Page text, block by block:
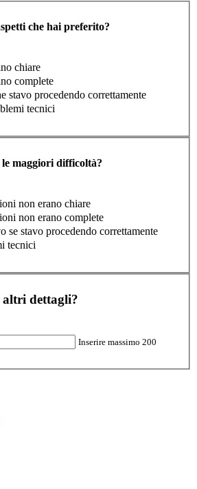
che hai preferito?
chiare
complete
stavo procedendo correttamente
tecnici
maggiori difficoltà?
non erano chiare
non erano complete
se stavo procedendo correttamente
tecnici
altri dettagli?
Inserire massimo 200